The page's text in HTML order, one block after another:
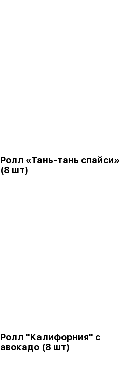
Ролл «Тань-тань спайси»
(8 шт)
Ролл "Калифорния" с
авокадо (8 шт)